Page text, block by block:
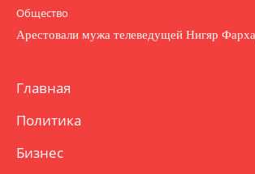
Общество
Арестовали мужа телеведущей Нигяр
Главная
Политика
Бизнес